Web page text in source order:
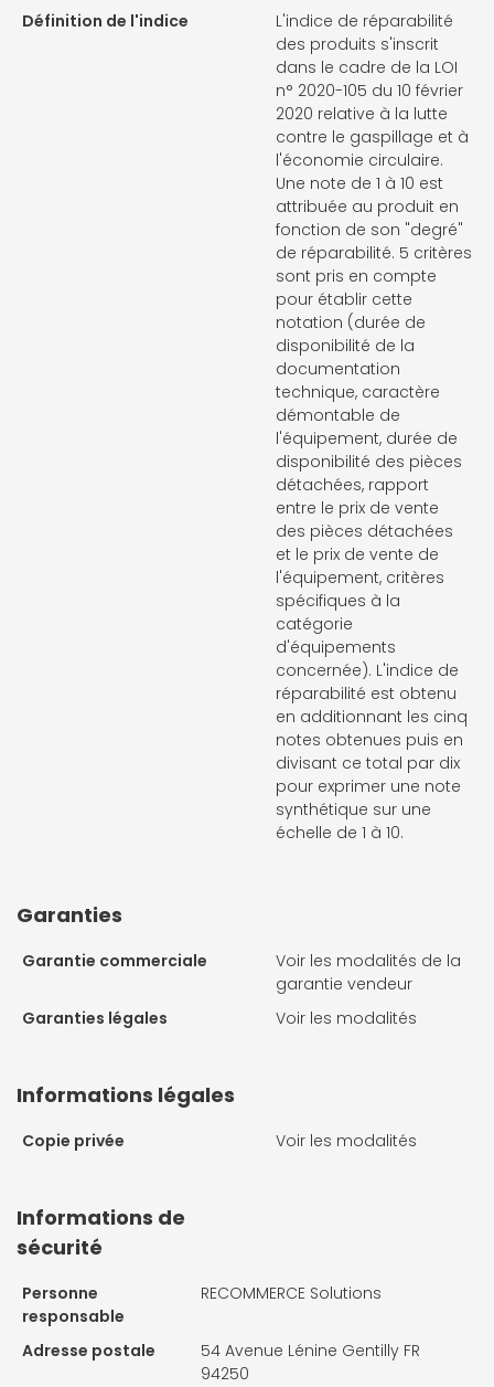
Définition de l'indice
L'indice de réparabilité
des produits s'inscrit
dans le cadre de la LOI
n° 2020-105 du 10 février
2020 relative à la lutte
contre le gaspillage et à
l'économie circulaire.
Une note de 1 à 10 est
attribuée au produit en
fonction de son "degré"
de réparabilité. 5 critères
sont pris en compte
pour établir cette
notation (durée de
disponibilité de la
documentation
technique, caractère
démontable de
l'équipement, durée de
disponibilité des pièces
détachées, rapport
entre le prix de vente
des pièces détachées
et le prix de vente de
l'équipement, critères
spécifiques à la
catégorie
d'équipements
concernée). L'indice de
réparabilité est obtenu
en additionnant les cinq
notes obtenues puis en
divisant ce total par dix
pour exprimer une note
synthétique sur une
échelle de 1 à 10.
Garanties
Garantie commerciale
Voir les modalités de la
garantie vendeur
Garanties légales
Voir les modalités
Informations légales
Copie privée Voir les modalités
Informations de
sécurité
Personne
responsable
RECOMMERCE Solutions
Adresse postale
54 Avenue Lénine Gentilly FR
94250